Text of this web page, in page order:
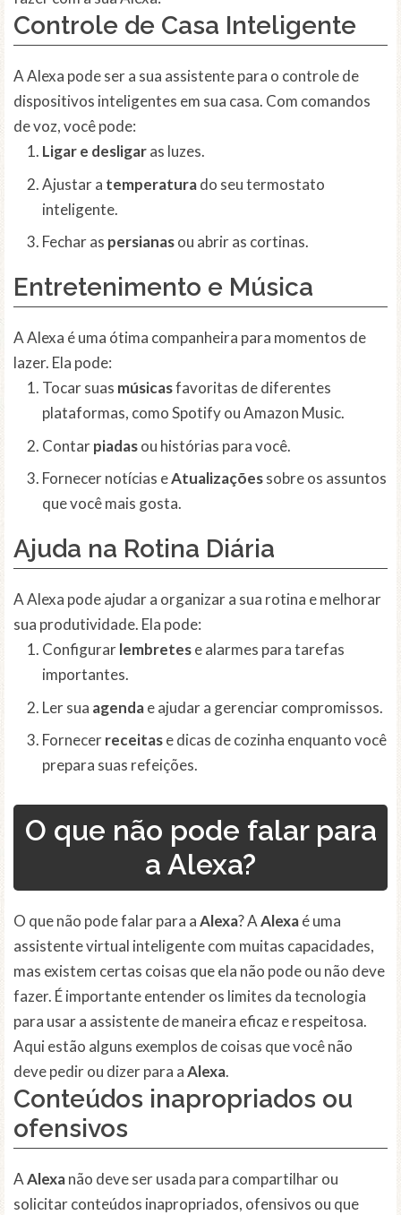
Controle de Casa Inteligente
A Alexa pode ser a sua assistente para o controle de
dispositivos inteligentes em sua casa. Com comandos
de voz, você pode:
Ligar e desligaras luzes.
Ajustar a temperaturado seu termostato
inteligente.
Fechar as persianasou abrir as cortinas.
Entretenimento e Música
A Alexa é uma ótima companheira para momentos de
lazer. Ela pode:
Tocar suas músicasfavoritas de diferentes
plataformas, como Spotify ou Amazon Music.
Contarpiadasou histórias para você.
Fornecer notícias eAtualizaçõessobre os assuntos
que você mais gosta.
Ajuda na Rotina Diária
A Alexa pode ajudar a organizar a sua rotina e melhorar
sua produtividade. Ela pode:
Configurarlembretese alarmes para tarefas
importantes.
Ler sua agendae ajudar a gerenciar compromissos.
Fornecerreceitase dicas de cozinha enquanto você
prepara suas refeições.
O que não pode falar para
a Alexa?
O que não pode falar para aAlexa? AAlexaé uma
assistente virtual inteligente com muitas capacidades,
mas existem certas coisas que ela não pode ou não deve
fazer. É importante entender os limites da tecnologia
para usar a assistente de maneira eficaz e respeitosa.
Aqui estão alguns exemplos de coisas que você não
deve pedir ou dizer para aAlexa.
Conteúdos inapropriados ou
ofensivos
AAlexanão deve ser usada para compartilhar ou
solicitar conteúdos inapropriados, ofensivos ou que